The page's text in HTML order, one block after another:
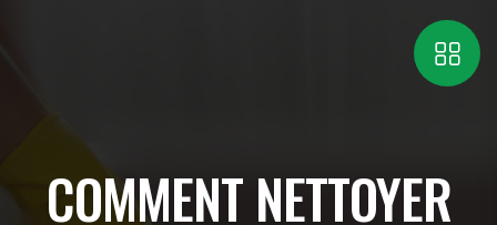
COMMENT NETTOYER